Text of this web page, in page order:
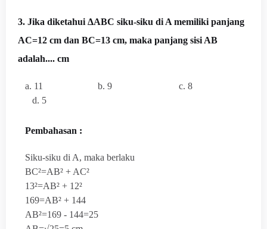
3. Jika diketahui ΔABC siku-siku di A memiliki panjang
AC=12 cm dan BC=13 cm, maka panjang sisi AB
adalah.... cm
a. 11 b. 9 c. 8
d. 5
Pembahasan :
Siku-siku di A, maka berlaku
BC²=AB² + AC²
13²=AB² + 12²
169=AB² + 144
AB²=169 - 144=25